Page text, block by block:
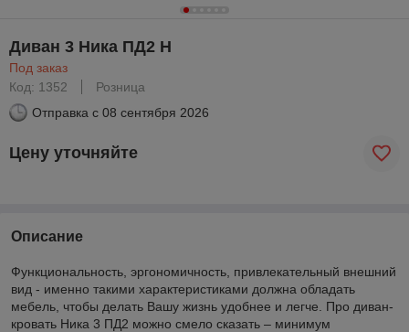
Диван 3 Ника ПД2 Н
Под заказ
Код: 1352
Розница
Отправка с 08 сентября 2026
Цену уточняйте
Описание
Функциональность, эргономичность, привлекательный внешний
вид - именно такими характеристиками должна обладать
мебель, чтобы делать Вашу жизнь удобнее и легче. Про диван-
кровать Ника 3 ПД2 можно смело сказать – минимум